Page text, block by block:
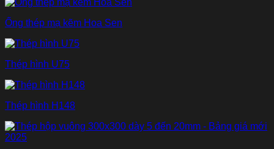
Ống thép mạ kẽm Hoa Sen
Thép hình U75
Thép hình H148